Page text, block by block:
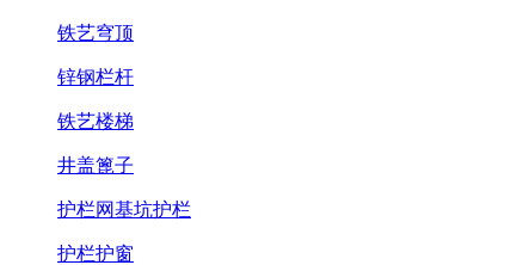
铁艺穹顶
锌钢栏杆
铁艺楼梯
井盖篦子
护栏网基坑护栏
护栏护窗